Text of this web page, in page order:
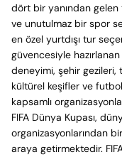
dört bir yanından
ve unutulmaz bir spor
en özel yurtdışı tur
güvencesiyle
deneyimi, şehir
kültürel keşifler ve
kapsamlı
FIFA Dünya Kupası,
organizasyonlarından
araya getirmektedir.